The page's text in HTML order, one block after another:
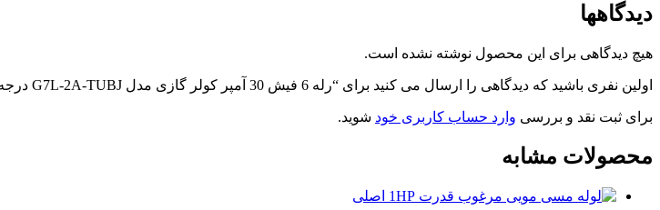
دیدگاهها
هیچ دیدگاهی برای این محصول نوشته نشده است.
اولین نفری باشید که دیدگاهی را ارسال می کنید برای “رله 6 فیش 30 آمپر کولر گازی مدل G7L-2A-TUBJ درجه 1”
برای ثبت نقد و بررسی وارد حساب کاربری خود شوید.
محصولات مشابه